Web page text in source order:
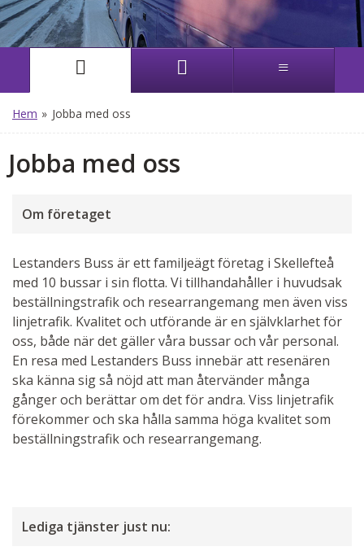
Hem » Jobba med oss
Jobba med oss
Om företaget
Lestanders Buss är ett familjeägt företag i Skellefteå
med 10 bussar i sin flotta. Vi tillhandahåller i huvudsak
beställningstrafik och researrangemang men även viss
linjetrafik. Kvalitet och utförande är en självklarhet för
oss, både när det gäller våra bussar och vår personal.
En resa med Lestanders Buss innebär att resenären
ska känna sig så nöjd att man återvänder många
gånger och berättar om det för andra. Viss linjetrafik
förekommer och ska hålla samma höga kvalitet som
beställningstrafik och researrangemang.
Lediga tjänster just nu: